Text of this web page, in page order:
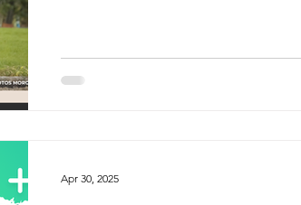
Apr 30, 2025